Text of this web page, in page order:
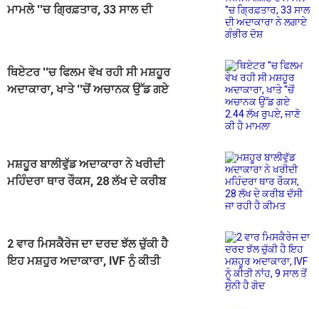
ਮਾਮਲੇ ''ਚ ਗ੍ਰਿਫ਼ਤਾਰ, 33 ਸਾਲ ਦੀ
ਥਿਏਟਰ ''ਚ ਫਿਲਮ ਵੇਖ ਰਹੀ ਸੀ ਮਸ਼ਹੂਰ
ਅਦਾਕਾਰਾ, ਖਾਤੇ ''ਚੋਂ ਅਚਾਨਕ ਉੱਡ ਗਏ
ਮਸ਼ਹੂਰ ਬਾਲੀਵੁੱਡ ਅਦਾਕਾਰਾ ਨੇ ਖਰੀਦੀ
ਮਹਿੰਦਰਾ ਥਾਰ ਰੌਕਸ, 28 ਲੱਖ ਦੇ ਕਰੀਬ
2 ਵਾਰ ਮਿਸਕੈਰੇਜ ਦਾ ਦਰਦ ਝੱਲ ਚੁੱਕੀ ਹੈ
ਇਹ ਮਸ਼ਹੂਰ ਅਦਾਕਾਰਾ, IVF ਨੂੰ ਕੀਤੀ